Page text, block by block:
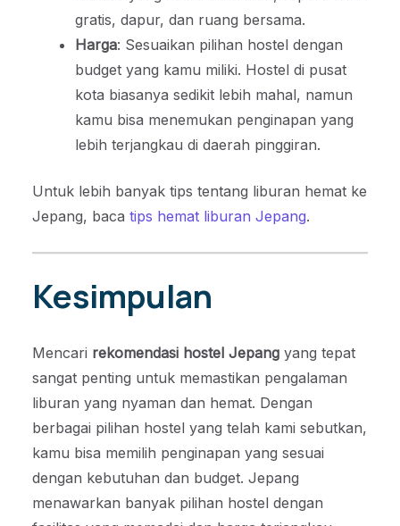
gratis, dapur, dan ruang bersama.
Harga: Sesuaikan pilihan hostel dengan
budget yang kamu miliki. Hostel di pusat
kota biasanya sedikit lebih mahal, namun
kamu bisa menemukan penginapan yang
lebih terjangkau di daerah pinggiran.
Untuk lebih banyak tips tentang liburan hemat ke
Jepang, baca tips hemat liburan Jepang.
Kesimpulan
Mencari rekomendasi hostel Jepang yang tepat
sangat penting untuk memastikan pengalaman
liburan yang nyaman dan hemat. Dengan
berbagai pilihan hostel yang telah kami sebutkan,
kamu bisa memilih penginapan yang sesuai
dengan kebutuhan dan budget. Jepang
menawarkan banyak pilihan hostel dengan